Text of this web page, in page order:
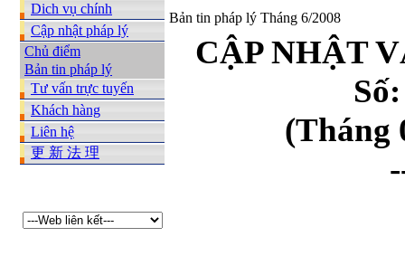
Dich vụ chính
Cập nhật pháp lý
Chủ điểm
Bản tin pháp lý
Tư vấn trực tuyến
Khách hàng
Liên hệ
更 新 法 理
Bản tin pháp lý Tháng 6/2008
CẬP NHẬT
(Tháng